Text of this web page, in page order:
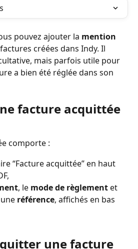
pouvez ajouter la mention
créées dans Indy. Il
mais parfois utile pour
a bien été réglée dans son
facture acquittée
comporte :
“Facture acquittée” en haut
, le mode de règlement et
référence, affichés en bas
une facture